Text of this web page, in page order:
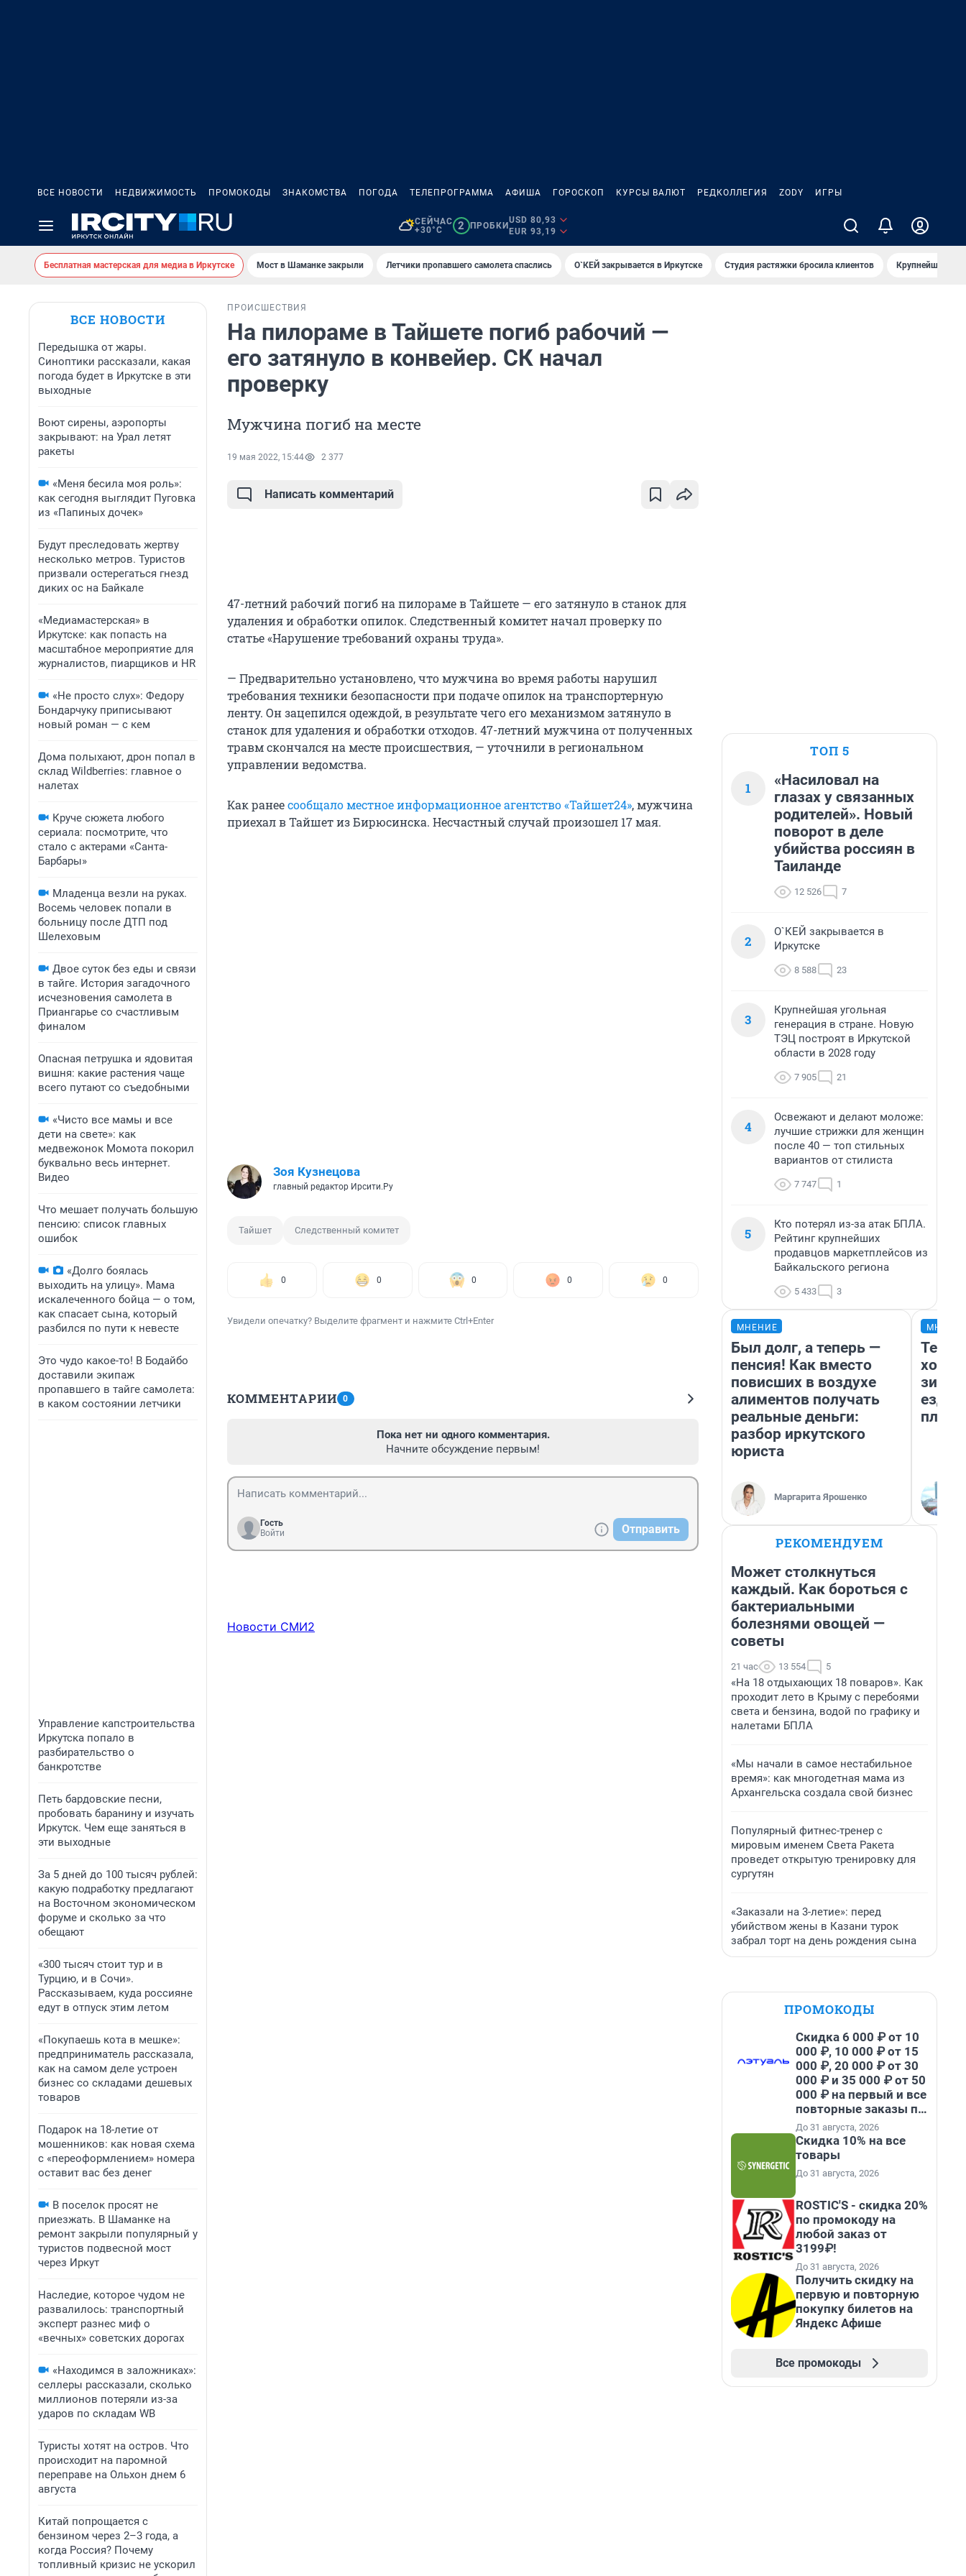
ВСЕ НОВОСТИ НЕДВИЖИМОСТЬ ПРОМОКОДЫ ЗНАКОМСТВА ПОГОДА ТЕЛЕПРОГРАММА АФИША ГОРОСКОП КУРСЫ ВАЛЮТ РЕДКОЛЛЕГИЯ ZODY ИГРЫ
СЕЙЧАС
+30°C
2 ПРОБКИ
USD 80,93
EUR 93,19
Бесплатная мастерская для медиа в Иркутске Мост в Шаманке закрыли Летчики пропавшего самолета спаслись О`КЕЙ закрывается в Иркутске Студия растяжки бросила клиентов Крупнейшие
ВСЕ НОВОСТИ
Передышка от жары.
Синоптики рассказали, какая
погода будет в Иркутске в эти
выходные
Воют сирены, аэропорты
закрывают: на Урал летят
ракеты
«Меня бесила моя роль»:
как сегодня выглядит Пуговка
из «Папиных дочек»
Будут преследовать жертву
несколько метров. Туристов
призвали остерегаться гнезд
диких ос на Байкале
«Медиамастерская» в
Иркутске: как попасть на
масштабное мероприятие для
журналистов, пиарщиков и HR
«Не просто слух»: Федору
Бондарчуку приписывают
новый роман — с кем
Дома полыхают, дрон попал в
склад Wildberries: главное о
налетах
Круче сюжета любого
сериала: посмотрите, что
стало с актерами «Санта-
Барбары»
Младенца везли на руках.
Восемь человек попали в
больницу после ДТП под
Шелеховым
Двое суток без еды и связи
в тайге. История загадочного
исчезновения самолета в
Приангарье со счастливым
финалом
Опасная петрушка и ядовитая
вишня: какие растения чаще
всего путают со съедобными
«Чисто все мамы и все
дети на свете»: как
медвежонок Момота покорил
буквально весь интернет.
Видео
Что мешает получать большую
пенсию: список главных
ошибок
«Долго боялась
выходить на улицу». Мама
искалеченного бойца — о том,
как спасает сына, который
разбился по пути к невесте
Это чудо какое-то! В Бодайбо
доставили экипаж
пропавшего в тайге самолета:
в каком состоянии летчики
Управление капстроительства
Иркутска попало в
разбирательство о
банкротстве
Петь бардовские песни,
пробовать баранину и изучать
Иркутск. Чем еще заняться в
эти выходные
За 5 дней до 100 тысяч рублей:
какую подработку предлагают
на Восточном экономическом
форуме и сколько за что
обещают
«300 тысяч стоит тур и в
Турцию, и в Сочи».
Рассказываем, куда россияне
едут в отпуск этим летом
«Покупаешь кота в мешке»:
предприниматель рассказала,
как на самом деле устроен
бизнес со складами дешевых
товаров
Подарок на 18-летие от
мошенников: как новая схема
с «переоформлением» номера
оставит вас без денег
В поселок просят не
приезжать. В Шаманке на
ремонт закрыли популярный у
туристов подвесной мост
через Иркут
Наследие, которое чудом не
развалилось: транспортный
эксперт разнес миф о
«вечных» советских дорогах
«Находимся в заложниках»:
селлеры рассказали, сколько
миллионов потеряли из-за
ударов по складам WB
Туристы хотят на остров. Что
происходит на паромной
переправе на Ольхон днем 6
августа
Китай попрощается с
бензином через 2–3 года, а
когда Россия? Почему
топливный кризис не ускорил
ПРОИСШЕСТВИЯ
На пилораме в Тайшете погиб рабочий —
его затянуло в конвейер. СК начал
проверку
Мужчина погиб на месте
19 мая 2022, 15:44 2 377
Написать комментарий
47-летний рабочий погиб на пилораме в Тайшете — его затянуло в станок для
удаления и обработки опилок. Следственный комитет начал проверку по
статье «Нарушение требований охраны труда».
— Предварительно установлено, что мужчина во время работы нарушил
требования техники безопасности при подаче опилок на транспортерную
ленту. Он зацепился одеждой, в результате чего его механизмом затянуло в
станок для удаления и обработки отходов. 47-летний мужчина от полученных
травм скончался на месте происшествия, — уточнили в региональном
управлении ведомства.
Как ранеесообщало местное информационное агентство «Тайшет24», мужчина
приехал в Тайшет из Бирюсинска. Несчастный случай произошел 17 мая.
Зоя Кузнецова
главный редактор Ирсити.Ру
Тайшет Следственный комитет
0 0 0 0 0
Увидели опечатку? Выделите фрагмент и нажмите Ctrl+Enter
КОММЕНТАРИИ 0
Пока нет ни одного комментария.
Начните обсуждение первым!
Гость
Войти
Отправить
Новости СМИ2
ТОП 5
1
«Насиловал на
глазах у связанных
родителей». Новый
поворот в деле
убийства россиян в
Таиланде
12 526 7
2
О`КЕЙ закрывается в
Иркутске
8 588 23
3
Крупнейшая угольная
генерация в стране. Новую
ТЭЦ построят в Иркутской
области в 2028 году
7 905 21
4
Освежают и делают моложе:
лучшие стрижки для женщин
после 40 — топ стильных
вариантов от стилиста
7 747 1
5
Кто потерял из-за атак БПЛА.
Рейтинг крупнейших
продавцов маркетплейсов из
Байкальского региона
5 433 3
МНЕНИЕ
Был долг, а теперь —
пенсия! Как вместо
повисших в воздухе
алиментов получать
реальные деньги:
разбор иркутского
юриста
Маргарита Ярошенко
ездит
РЕКОМЕНДУЕМ
Может столкнуться
каждый. Как бороться с
бактериальными
болезнями овощей —
советы
21 час 13 554 5
«На 18 отдыхающих 18 поваров». Как
проходит лето в Крыму с перебоями
света и бензина, водой по графику и
налетами БПЛА
«Мы начали в самое нестабильное
время»: как многодетная мама из
Архангельска создала свой бизнес
Популярный фитнес-тренер с
мировым именем Света Ракета
проведет открытую тренировку для
сургутян
«Заказали на 3-летие»: перед
убийством жены в Казани турок
забрал торт на день рождения сына
ПРОМОКОДЫ
Скидка 6 000 ₽ от 10
000 ₽, 10 000 ₽ от 15
000 ₽, 20 000 ₽ от 30
000 ₽ и 35 000 ₽ от 50
000 ₽ на первый и все
повторные заказы по
промокоду НАБЕРИ
До 31 августа, 2026
Скидка 10% на все
товары
До 31 августа, 2026
ROSTIC'S - скидка 20%
по промокоду на
любой заказ от
3199₽!
До 31 августа, 2026
Получить скидку на
первую и повторную
покупку билетов на
Яндекс Афише
Все промокоды